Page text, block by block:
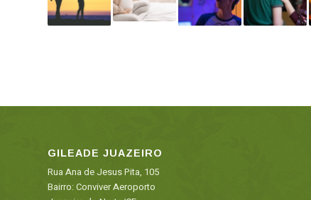
GILEADE JUAZEIRO
Rua Ana de Jesus Pita, 105
Bairro: Conviver Aeroporto